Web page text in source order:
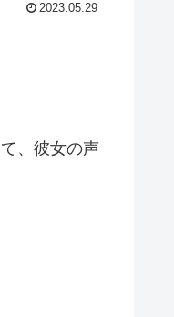
2023.05.29
、彼女の声